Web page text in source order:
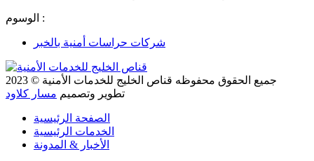
الوسوم :
شركات حراسات أمنية بالخبر
جميع الحقوق محفوظه قناص الخليج للخدمات الأمنية © 2023
تطوير وتصميم مسار كلاود
الصفحة الرئيسية
الخدمات الرئيسية
الأخبار & المدونة